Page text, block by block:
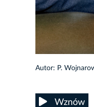
Autor: P.
Wznów